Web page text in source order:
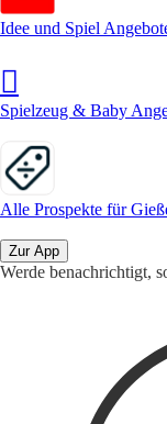
Idee und Spiel
Spielzeug & Baby
Alle Prospekte für
Zur App
Werde benachrichtigt,